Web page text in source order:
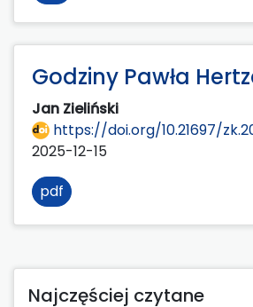
Godziny Pawła
Jan Zieliński
https://doi.org/10.21697/
2025-12-15
pdf
Najczęściej czytane